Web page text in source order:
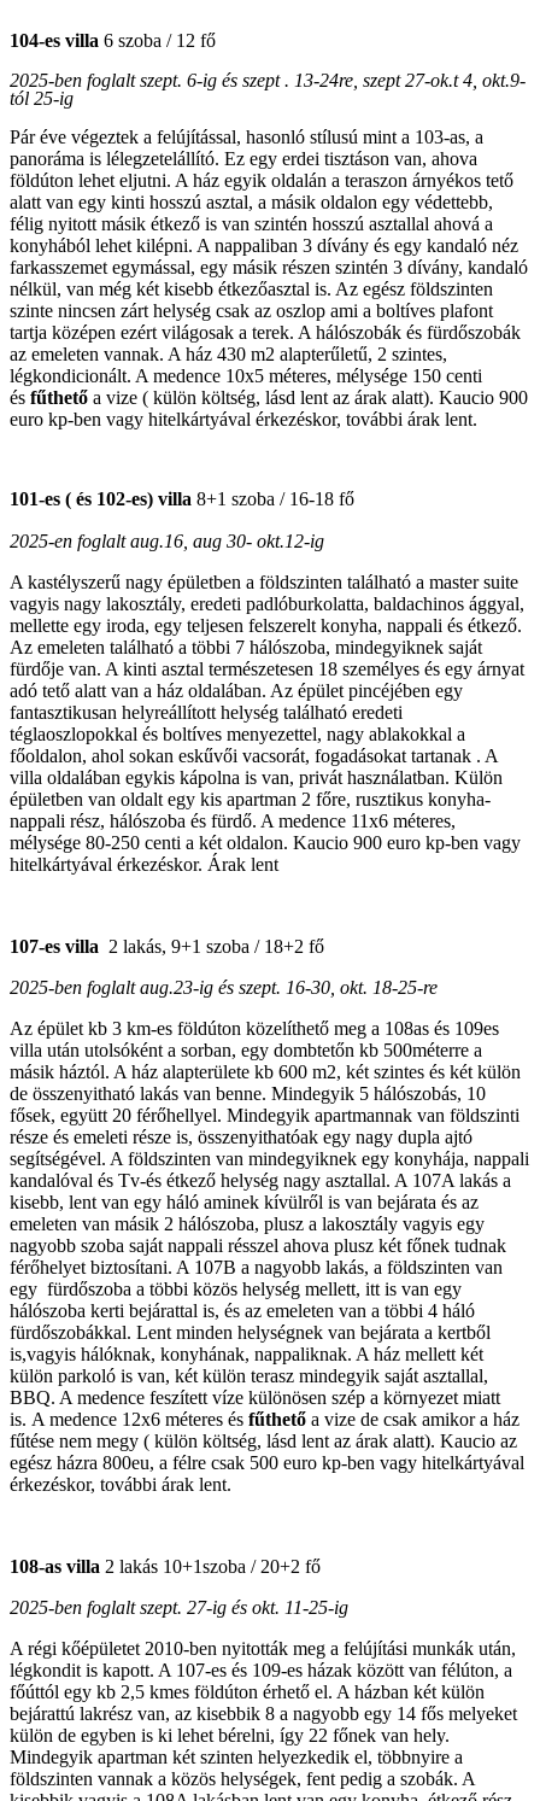
104-es villa 6 szoba / 12 fő
2025-ben foglalt szept. 6-ig és szept . 13-24re, szept 27-ok.t 4, okt.9-
tól 25-ig
Pár éve végeztek a felújítással, hasonló stílusú mint a 103-as, a
panoráma is lélegzetelállító. Ez egy erdei tisztáson van, ahova
földúton lehet eljutni. A ház egyik oldalán a teraszon árnyékos tető
alatt van egy kinti hosszú asztal, a másik oldalon egy védettebb,
félig nyitott másik étkező is van szintén hosszú asztallal ahová a
konyhából lehet kilépni. A nappaliban 3 dívány és egy kandaló néz
farkasszemet egymással, egy másik részen szintén 3 dívány, kandaló
nélkül, van még két kisebb étkezőasztal is. Az egész földszinten
szinte nincsen zárt helység csak az oszlop ami a boltíves plafont
tartja középen ezért világosak a terek. A hálószobák és fürdőszobák
az emeleten vannak. A ház 430 m2 alapterűletű, 2 szintes,
légkondicionált. A medence 10x5 méteres, mélysége 150 centi
és fűthető a vize ( külön költség, lásd lent az árak alatt). Kaucio 900
euro kp-ben vagy hitelkártyával érkezéskor, további árak lent.
101-es ( és 102-es) villa 8+1 szoba / 16-18 fő
2025-en foglalt aug.16, aug 30- okt.12-ig
A kastélyszerű nagy épületben a földszinten található a master suite
vagyis nagy lakosztály, eredeti padlóburkolatta, baldachinos ággyal,
mellette egy iroda, egy teljesen felszerelt konyha, nappali és étkező.
Az emeleten található a többi 7 hálószoba, mindegyiknek saját
fürdője van. A kinti asztal természetesen 18 személyes és egy árnyat
adó tető alatt van a ház oldalában. Az épület pincéjében egy
fantasztikusan helyreállított helység található eredeti
téglaoszlopokkal és boltíves menyezettel, nagy ablakokkal a
főoldalon, ahol sokan eskűvői vacsorát, fogadásokat tartanak . A
villa oldalában egykis kápolna is van, privát használatban. Külön
épületben van oldalt egy kis apartman 2 főre, rusztikus konyha-
nappali rész, hálószoba és fürdő. A medence 11x6 méteres,
mélysége 80-250 centi a két oldalon. Kaucio 900 euro kp-ben vagy
hitelkártyával érkezéskor. Árak lent
107-es villa 2 lakás, 9+1 szoba / 18+2 fő
2025-ben foglalt aug.23-ig és szept. 16-30, okt. 18-25-re
Az épület kb 3 km-es földúton közelíthető meg a 108as és 109es
villa után utolsóként a sorban, egy dombtetőn kb 500méterre a
másik háztól. A ház alapterülete kb 600 m2, két szintes és két külön
de összenyitható lakás van benne. Mindegyik 5 hálószobás, 10
fősek, együtt 20 férőhellyel. Mindegyik apartmannak van földszinti
része és emeleti része is, összenyithatóak egy nagy dupla ajtó
segítségével. A földszinten van mindegyiknek egy konyhája, nappali
kandalóval és Tv-és étkező helység nagy asztallal. A 107A lakás a
kisebb, lent van egy háló aminek kívülről is van bejárata és az
emeleten van másik 2 hálószoba, plusz a lakosztály vagyis egy
nagyobb szoba saját nappali résszel ahova plusz két főnek tudnak
férőhelyet biztosítani. A 107B a nagyobb lakás, a földszinten van
egy fürdőszoba a többi közös helység mellett, itt is van egy
hálószoba kerti bejárattal is, és az emeleten van a többi 4 háló
fürdőszobákkal. Lent minden helységnek van bejárata a kertből
is,vagyis hálóknak, konyhának, nappaliknak. A ház mellett két
külön parkoló is van, két külön terasz mindegyik saját asztallal,
BBQ. A medence feszített víze különösen szép a környezet miatt
is. A medence 12x6 méteres és fűthető a vize de csak amikor a ház
fűtése nem megy ( külön költség, lásd lent az árak alatt). Kaucio az
egész házra 800eu, a félre csak 500 euro kp-ben vagy hitelkártyával
érkezéskor, további árak lent.
108-as villa 2 lakás 10+1szoba / 20+2 fő
2025-ben foglalt szept. 27-ig és okt. 11-25-ig
A régi kőépületet 2010-ben nyitották meg a felújítási munkák után,
légkondit is kapott. A 107-es és 109-es házak között van félúton, a
főúttól egy kb 2,5 kmes földúton érhető el. A házban két külön
bejárattú lakrész van, az kisebbik 8 a nagyobb egy 14 fős melyeket
külön de egyben is ki lehet bérelni, így 22 főnek van hely.
Mindegyik apartman két szinten helyezkedik el, többnyire a
földszinten vannak a közös helységek, fent pedig a szobák. A